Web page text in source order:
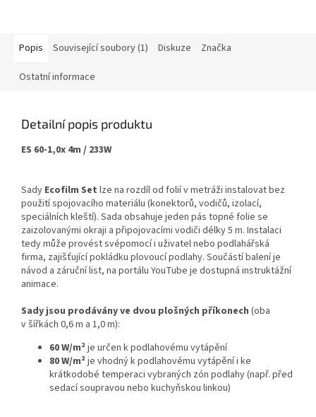
Popis Související soubory (1) Diskuze Značka
Ostatní informace
Detailní popis produktu
ES 60-1,0x 4m / 233W
Sady Ecofilm Set lze na rozdíl od folií v metráži instalovat bez
použití spojovacího materiálu (konektorů, vodičů, izolací,
speciálních kleští). Sada obsahuje jeden pás topné folie se
zaizolovanými okraji a připojovacími vodiči délky 5 m. Instalaci
tedy může provést svépomocí i uživatel nebo podlahářská
firma, zajišťující pokládku plovoucí podlahy. Součástí balení je
návod a záruční list, na portálu YouTube je dostupná instruktážní
animace.
Sady jsou prodávány ve dvou plošných příkonech (oba
v šířkách 0,6 m a 1,0 m):
60 W/m²je určen k podlahovému vytápění
80 W/m²je vhodný k podlahovému vytápění i ke
krátkodobé temperaci vybraných zón podlahy (např. před
sedací soupravou nebo kuchyňskou linkou)